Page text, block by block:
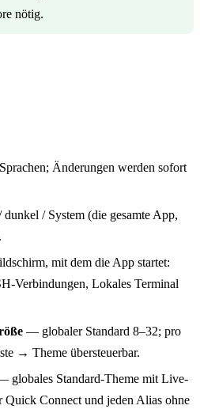
nötig.
Änderungen werden sofort
/ System (die gesamte App,
mit dem die App startet:
Verbindungen, Lokales Terminal
— globaler Standard 8–32; pro
→ Theme übersteuerbar.
globales Standard-Theme mit Live-
Quick Connect und jeden Alias ohne